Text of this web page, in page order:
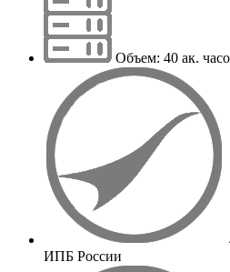
Объем: 40 ак.
ИПБ России